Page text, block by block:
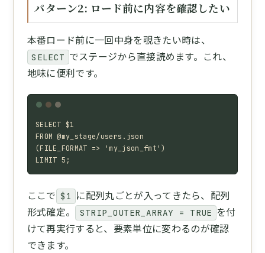
パターン2: ロード前に内容を確認したい
本番ロード前に一回中身を覗きたい時は、
SELECT でステージから直接読めます。これ、
地味に便利です。
SELECT $1
FROM @my_stage/users.json
(FILE_FORMAT => 'my_json_fmt')
LIMIT 5;
ここで $1 に配列丸ごとが入ってきたら、配列
形式確定。
STRIP_OUTER_ARRAY = TRUE を付
けて再実行すると、要素単位に変わるのが確認
できます。